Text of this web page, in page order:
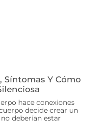
Síntomas Y Cómo
hace conexiones
decide crear un
deberían estar